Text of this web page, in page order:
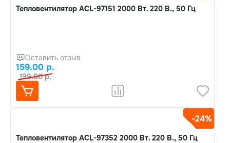
Тепловентилятор ACL-97151 2000 Вт. 220 В., 50 Гц
Оставить отзыв
159.00 р.
199.00 р.
-24%
Тепловентилятор ACL-97352 2000 Вт. 220 В., 50 Гц